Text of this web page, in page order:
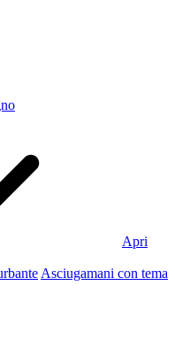
Apri
Asciugamani con tema